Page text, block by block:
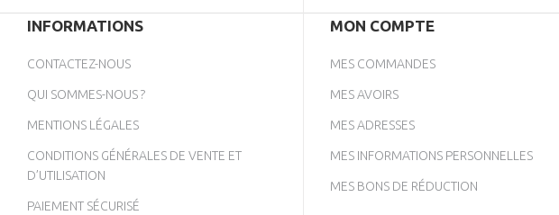
INFORMATIONS
CONTACTEZ-NOUS
QUI SOMMES-NOUS ?
MENTIONS LÉGALES
CONDITIONS GÉNÉRALES DE VENTE ET
D’UTILISATION
PAIEMENT SÉCURISÉ
MON COMPTE
MES COMMANDES
MES AVOIRS
MES ADRESSES
MES INFORMATIONS PERSONNELLES
MES BONS DE RÉDUCTION